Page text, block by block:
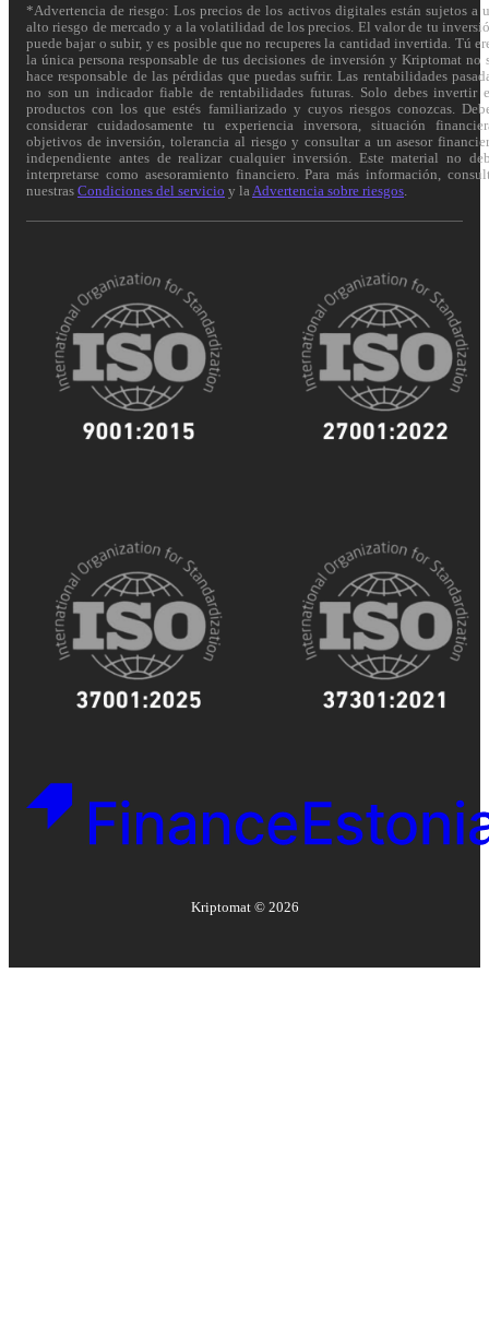
*Advertencia de riesgo: Los precios de los activos digitales están sujetos a
alto riesgo de mercado y a la volatilidad de los precios. El valor de tu
puede bajar o subir, y es posible que no recuperes la cantidad invertida. Tú
la única persona responsable de tus decisiones de inversión y Kriptomat no
hace responsable de las pérdidas que puedas sufrir. Las rentabilidades
no son un indicador fiable de rentabilidades futuras. Solo debes invertir
productos con los que estés familiarizado y cuyos riesgos conozcas.
considerar cuidadosamente tu experiencia inversora, situación
objetivos de inversión, tolerancia al riesgo y consultar a un asesor
independiente antes de realizar cualquier inversión. Este material no
interpretarse como asesoramiento financiero. Para más información,
nuestras Condiciones del servicio y la Advertencia sobre riesgos
Kriptomat © 2026